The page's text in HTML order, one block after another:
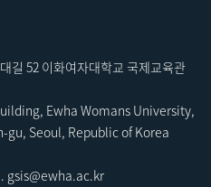
길 52 이화여자대학교 국제교육관
Ewha Womans University,
Seoul, Republic of Korea
gsis@ewha.ac.kr